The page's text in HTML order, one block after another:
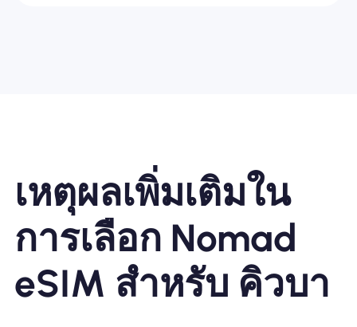
เหตุผลเพิ่มเติมใน
การเลือก Nomad
eSIM สำหรับ คิวบา